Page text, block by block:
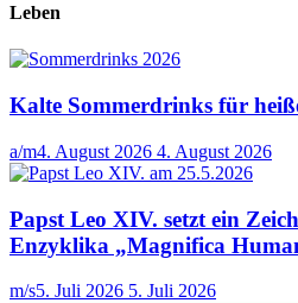
Leben
Kalte Sommerdrinks für
a/m4. August 2026 4. August 2026
Papst Leo XIV. setzt ein
Enzyklika „Magnifica
m/s5. Juli 2026 5. Juli 2026